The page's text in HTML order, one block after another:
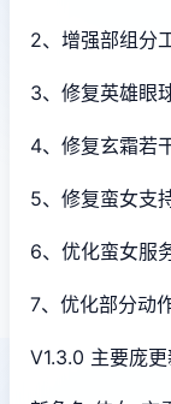
2、增强部组分
3、修复英雄眼
4、修复玄霜若
5、修复蛮女支
6、优化蛮女服
7、优化部分动
V1.3.0 主要庞